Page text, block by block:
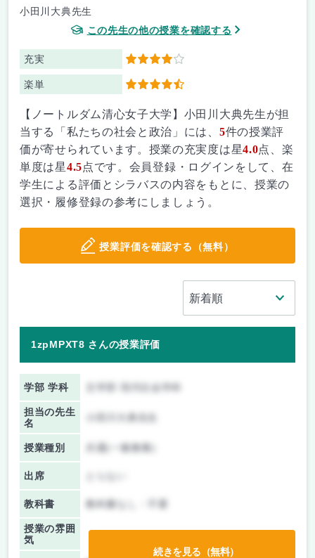
小田川大典先生
この先生の他の授業を確認する
充実 4
楽単 4.5
【ノートルダム清心女子大学】小田川大典先生が担
当する「私たちの社会と政治」には、 5件の授業評
価が寄せられています。授業の充実度は星4.0点、楽
単度は星4.5点です。会員登録・ログインをして、在
学生による評価とシラバスの内容をもとに、授業の
選択・履修登録の参考にしましょう。
授業評価を確認する（無料）
1zpMPXT8 さんの授業評価
学部 学科
担当の先生
名
授業種別 共通(一般教養)
出席
教科書 教科書なし・不要
授業の雰囲
気
続きを見る（無料）